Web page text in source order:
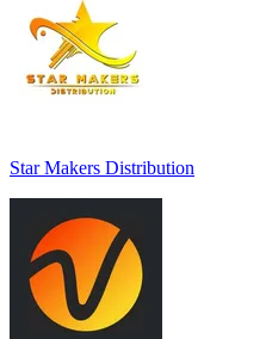
Star Makers Distribution